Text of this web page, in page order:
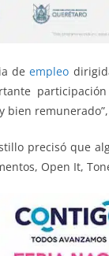
deempleo
bien
precisó que
Open It,